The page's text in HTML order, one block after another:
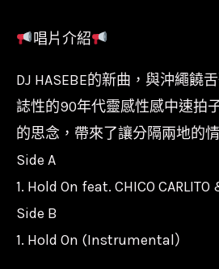
唱片介紹
DJ HASEBE的新曲，與沖繩饒
誌性的90年代靈感性感中速拍
的思念，帶來了讓分隔兩地的
Side A
1. Hold On feat. CHICO
Side B
1. Hold On (Instrumental）